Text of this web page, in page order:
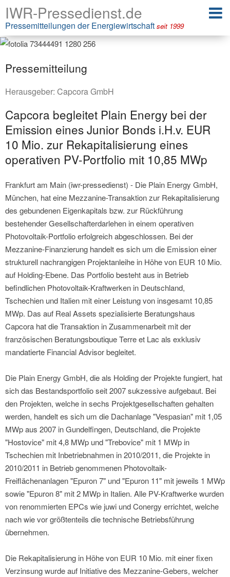
IWR-Pressedienst.de
Pressemitteilungen der Energiewirtschaft seit 1999
Pressemitteilung
Herausgeber: Capcora GmbH
Capcora begleitet Plain Energy bei der
Emission eines Junior Bonds i.H.v. EUR
10 Mio. zur Rekapitalisierung eines
operativen PV-Portfolio mit 10,85 MWp
Frankfurt am Main (iwr-pressedienst) - Die Plain Energy GmbH,
München, hat eine Mezzanine-Transaktion zur Rekapitalisierung
des gebundenen Eigenkapitals bzw. zur Rückführung
bestehender Gesellschafterdarlehen in einem operativen
Photovoltaik-Portfolio erfolgreich abgeschlossen. Bei der
Mezzanine-Finanzierung handelt es sich um die Emission einer
strukturell nachrangigen Projektanleihe in Höhe von EUR 10 Mio.
auf Holding-Ebene. Das Portfolio besteht aus in Betrieb
befindlichen Photovoltaik-Kraftwerken in Deutschland,
Tschechien und Italien mit einer Leistung von insgesamt 10,85
MWp. Das auf Real Assets spezialisierte Beratungshaus
Capcora hat die Transaktion in Zusammenarbeit mit der
französischen Beratungsboutique Terre et Lac als exklusiv
mandatierte Financial Advisor begleitet.
Die Plain Energy GmbH, die als Holding der Projekte fungiert, hat
sich das Bestandsportfolio seit 2007 sukzessive aufgebaut. Bei
den Projekten, welche in sechs Projektgesellschaften gehalten
werden, handelt es sich um die Dachanlage "Vespasian" mit 1,05
MWp aus 2007 in Gundelfingen, Deutschland, die Projekte
"Hostovice" mit 4,8 MWp und "Trebovice" mit 1 MWp in
Tschechien mit Inbetriebnahmen in 2010/2011, die Projekte in
2010/2011 in Betrieb genommenen Photovoltaik-
Freiflächenanlagen "Epuron 7" und "Epuron 11" mit jeweils 1 MWp
sowie "Epuron 8" mit 2 MWp in Italien. Alle PV-Kraftwerke wurden
von renommierten EPCs wie juwi und Conergy errichtet, welche
nach wie vor größtenteils die technische Betriebsführung
übernehmen.
Die Rekapitalisierung in Höhe von EUR 10 Mio. mit einer fixen
Verzinsung wurde auf Initiative des Mezzanine-Gebers, welcher